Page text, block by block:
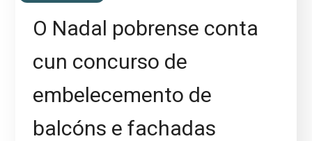
O Nadal pobrense conta
cun concurso de
embelecemento de
balcóns e fachadas